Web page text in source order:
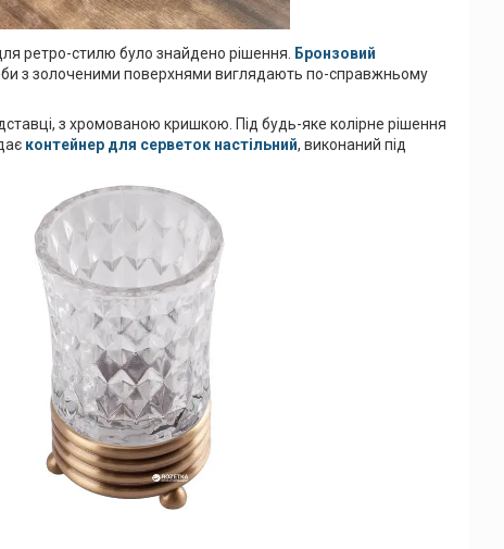
ретро-стилю було знайдено рішення.
Бронзовий
з золоченими поверхнями виглядають по-справжньому
з хромованою кришкою. Під будь-яке колірне рішення
контейнер для серветок настільний, виконаний під